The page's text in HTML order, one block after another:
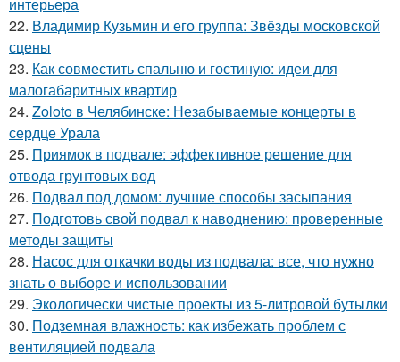
интерьера
22. Владимир Кузьмин и его группа: Звёзды московской
сцены
23. Как совместить спальню и гостиную: идеи для
малогабаритных квартир
24. Zoloto в Челябинске: Незабываемые концерты в
сердце Урала
25. Приямок в подвале: эффективное решение для
отвода грунтовых вод
26. Подвал под домом: лучшие способы засыпания
27. Подготовь свой подвал к наводнению: проверенные
методы защиты
28. Насос для откачки воды из подвала: все, что нужно
знать о выборе и использовании
29. Экологически чистые проекты из 5-литровой бутылки
30. Подземная влажность: как избежать проблем с
вентиляцией подвала